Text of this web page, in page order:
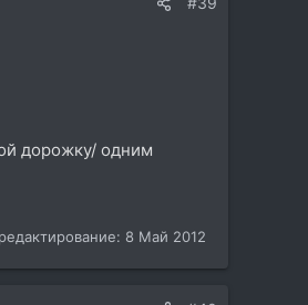
дорожку/ одним
8 Май 2012